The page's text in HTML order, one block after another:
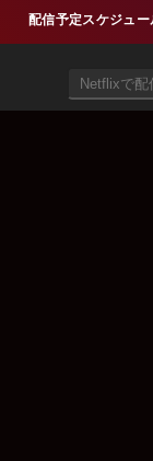
配信予定スケジュー